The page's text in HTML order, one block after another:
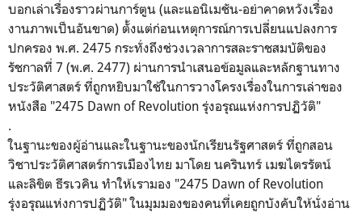
บอกเล่าเรื่องราวผ่านการ์ตูน (และแอนิเมชัน-อย่าคาดหวังเรื่อง
งานภาพเป็นอันขาด) ตั้งแต่ก่อนเหตุการณ์การเปลี่ยนแปลงการ
ปกครอง พ.ศ. 2475 กระทั่งถึงช่วงเวลาการสละราชสมบัติของ
รัชกาลที่ 7 (พ.ศ. 2477) ผ่านการนำเสนอข้อมูลและหลักฐานทาง
ประวัติศาสตร์ ที่ถูกหยิบมาใช้ในการวางโครงเรื่องในการเล่าของ
หนังสือ "2475 Dawn of Revolution รุ่งอรุณแห่งการปฏิวัติ"
.
ในฐานะของผู้อ่านและในฐานะของนักเรียนรัฐศาสตร์ ที่ถูกสอน
วิชาประวัติศาสตร์การเมืองไทย มาโดย นครินทร์ เมฆไตรรัตน์
และลิขิต ธีรเวคิน ทำให้เรามอง "2475 Dawn of Revolution
รุ่งอรุณแห่งการปฏิวัติ" ในมุมมองของคนที่เคยถูกบังคับให้นั่งอ่าน